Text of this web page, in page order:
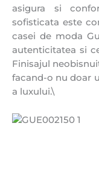
asigura si
sofisticata este
casei de moda
autenticitatea si
Finisajul
facand-o nu doar
a luxului.\